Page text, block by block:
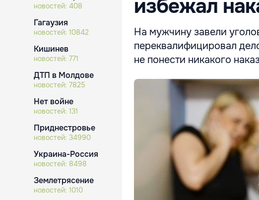
новостей: 408
Гагаузия
новостей: 10842
Кишинев
новостей: 771
ДТП в Молдове
новостей: 7825
Нет войне
новостей: 131
Приднестровье
новостей: 34990
Украина-Россия
новостей: 8498
Землетрясение
новостей: 1010
избежал
На мужчину завели
переквалифицировал
не понести никакого